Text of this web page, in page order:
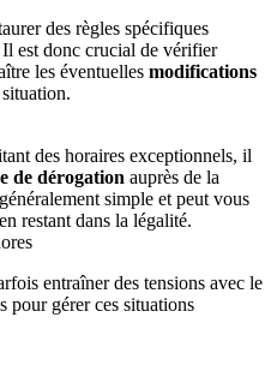
des règles spécifiques
est donc crucial de vérifier
les éventuelles modifications
des horaires exceptionnels, il
de dérogation auprès de la
simple et peut vous
restant dans la légalité.
entraîner des tensions avec le
pour gérer ces situations